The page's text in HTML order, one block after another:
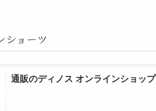
ショーツ
通販のディノス オンラインショップ